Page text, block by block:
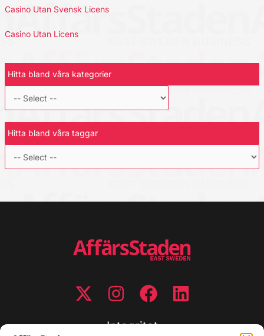
Casino Utan Svensk Licens
Casino Utan Licens
Hitta bland våra kategorier
Hitta bland våra taggar
Integritet